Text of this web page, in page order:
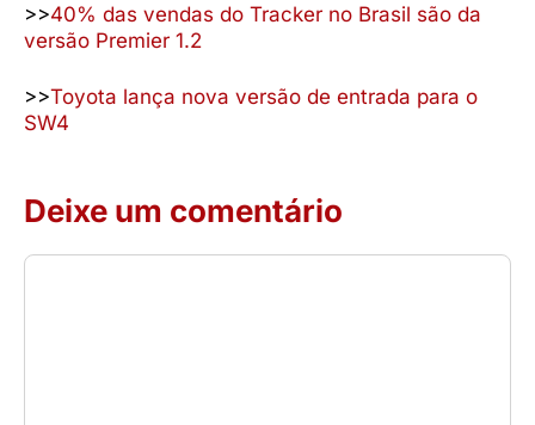
>>40% das vendas do Tracker no Brasil são da
versão Premier 1.2
>>Toyota lança nova versão de entrada para o
SW4
Deixe um comentário
Comentário